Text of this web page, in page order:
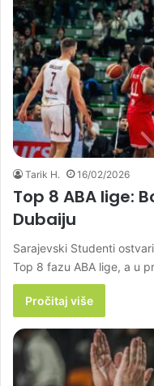
Tarik H. 16/02/2026
Top 8 ABA lige:
Dubaiju
Sarajevski Studenti
Top 8 fazu ABA lige, a u
Pročitaj više